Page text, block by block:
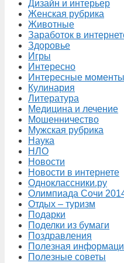
Дизайн и интерьер
Женская рубрика
Животные
Заработок в
Здоровье
Игры
Интересно
Интересные
Кулинария
Литература
Медицина и лечение
Мошенничество
Мужская рубрика
Наука
НЛО
Новости
Новости в интернете
Одноклассники.ру
Олимпиада Сочи
Отдых – туризм
Подарки
Поделки из бумаги
Поздравления
Полезная
Полезные советы